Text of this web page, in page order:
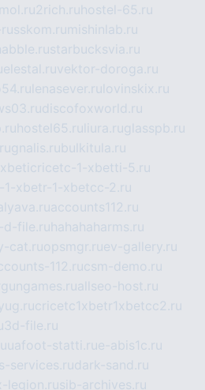
2rich.ru hostel-65.ru
mishinlab.ru
habble.rustarbucksvia.ru
elestal.ruvektor-doroga.ru
lenasever.ru lovinskix.ru
discofoxworld.ru
hostel65.ru liura.ruglasspb.ru
gnalis.rubulkitula.ru
1-xbetti-5.ru
xbetr-1-xbetcc-2.ru
accounts112.ru
d-file.ru hahahaharms.ru
cat.ruopsmgr.ruev-gallery.ru
112.rucsm-demo.ru
allseo-host.ru
cricetc1xbetr1xbetcc2.ru
3d-file.ru
uafoot-statti.rue-abis1c.ru
services.rudark-sand.ru
legion.rusib-archives.ru